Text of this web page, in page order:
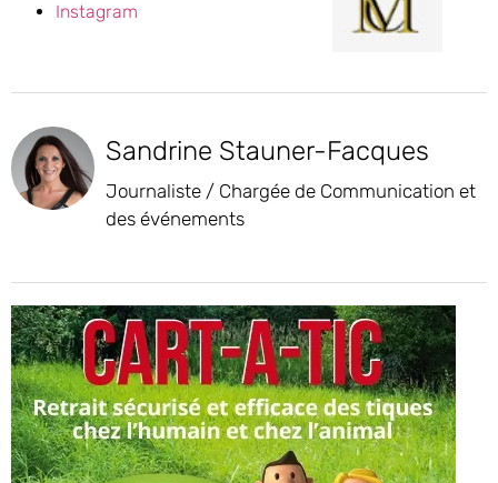
Instagram
Sandrine Stauner-Facques
Journaliste / Chargée de Communication et
des événements